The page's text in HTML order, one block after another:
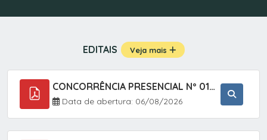
EDITAIS Veja mais
CONCORRÊNCIA PRESENCIAL Nº 019/2025 - PAVIMENTAÇÃO ASFÁLTICA EM TRECHO DA RUA 2 NO BAIRRO VILA SOARES NO MUNICÍPIO DE SETE BARRAS/SP.
Data de abertura: 06/08/2026